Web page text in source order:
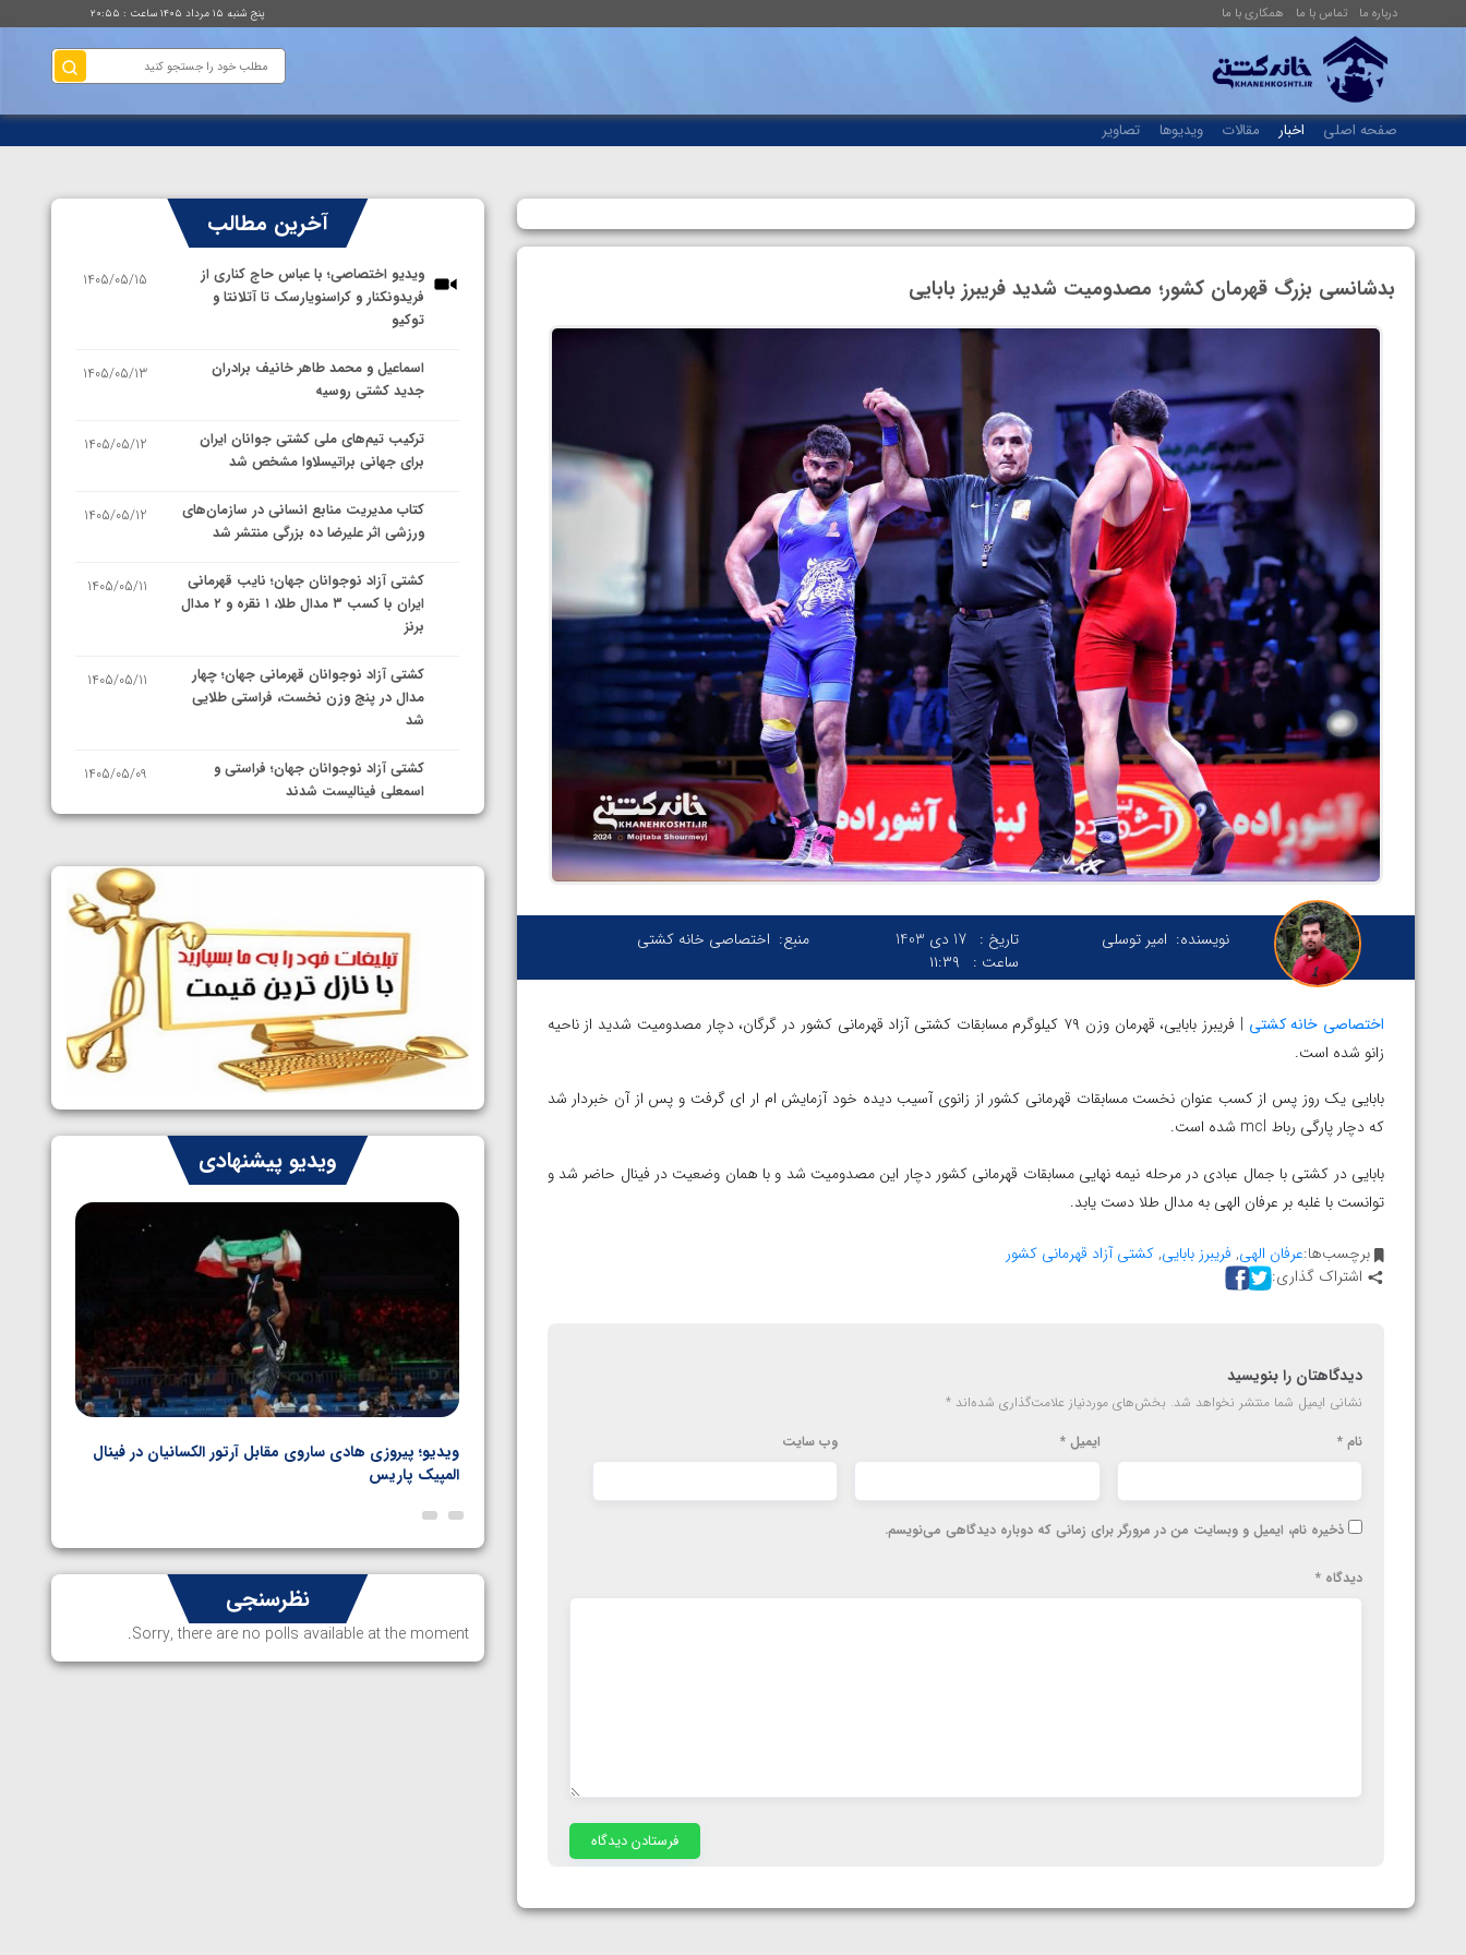
درباره ما تماس با ما همکاری با ما پنج شنبه ۱۵ مرداد ۱۴۰۵ ساعت : ۲۰:۵۵
صفحه اصلی اخبار مقالات ویدیوها تصاویر
بدشانسی بزرگ قهرمان کشور؛ مصدومیت شدید فریبرز بابایی
نویسنده: امیر توسلی تاریخ : 17 دی 1403
ساعت :
۱۱:۳۹
منبع: اختصاصی خانه کشتی
اختصاصی خانه کشتی
| فریبرز بابایی، قهرمان وزن ۷۹ کیلوگرم مسابقات کشتی آزاد قهرمانی کشور در گرگان، دچار مصدومیت شدید از ناحیه
زانو شده است.
بابایی یک روز پس از کسب عنوان نخست مسابقات قهرمانی کشور از زانوی آسیب دیده خود آزمایش ام ار ای گرفت و پس از آن خبردار شد
که دچار پارگی رباط mcl شده است.
بابایی در کشتی با جمال عبادی در مرحله نیمه نهایی مسابقات قهرمانی کشور دچار این مصدومیت شد و با همان وضعیت در فینال حاضر شد و
توانست با غلبه بر عرفان الهی به مدال طلا دست یابد.
برچسب‌ها:عرفان الهی, فریبرز بابایی,کشتی آزاد قهرمانی کشور
اشتراک گذاری:
دیدگاهتان را بنویسید
نشانی ایمیل شما منتشر نخواهد شد. بخش‌های موردنیاز علامت‌گذاری شده‌اند *
نام * ایمیل* وب‌ سایت
ذخیره نام، ایمیل و وبسایت من در مرورگر برای زمانی که دوباره دیدگاهی می‌نویسم.
دیدگاه *
آخرین مطالب
ویدیو اختصاصی؛ با عباس حاج کناری از
فریدونکنار و کراسنویارسک تا آتلانتا و
توکیو
1405/05/15
اسماعیل و محمد طاهر خانیف برادران
جدید کشتی روسیه
1405/05/13
ترکیب تیم‌های ملی کشتی جوانان ایران
برای جهانی براتیسلاوا مشخص شد
1405/05/12
کتاب مدیریت منابع انسانی در سازمان‌های
ورزشی اثر علیرضا ده بزرگی منتشر شد
1405/05/12
کشتی آزاد نوجوانان جهان؛ نایب قهرمانی
ایران با کسب ۳ مدال طلا، ۱ نقره و ۲ مدال
برنز
1405/05/11
کشتی آزاد نوجوانان قهرمانی جهان؛ چهار
مدال در پنج وزن نخست، فراستی طلایی
شد
1405/05/11
کشتی آزاد نوجوانان جهان؛ فراستی و
اسمعلی فینالیست شدند
1405/05/09
نمایندگان ایران مشخص شدند
سوم برای ایران
1405/05/07
ایران چشم به راه چهار مدال در پنج وزن
دوم کشتی فرنگی نوجوانان جهان
1405/05/06
ویدیو پیشنهادی
امین میرزازاده
ویدیو؛ باخت امین کاویانی نژاد مقابل مالخاز آمویان از
ویدیو؛ صعود حسن یزدانی به فینال المپیک با برتری مقابل
ویدیو؛ پیروزی هادی ساروی مقابل آرتور الکسانیان در فینال
المپیک پاریس
نظرسنجی
Sorry, there are no polls available at the moment.